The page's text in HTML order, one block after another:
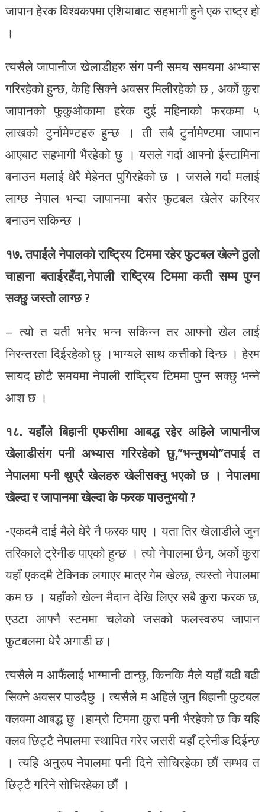
जापान हेरक विश्वकपमा एशियाबाट सहभागी हुने एक राष्ट्र हो
।
त्यसैले जापानीज खेलाडीहरु संग पनी समय समयमा अभ्यास
गरिरहेको हुन्छ, केहि सिक्ने अवसर मिलीरहेको छ , अर्को कुरा
जापानको फुकुओकामा हरेक दुई महिनाको फरकमा ५
लाखको टुर्नामेण्टहरु हुन्छ । ती सबै टुर्नामेण्टमा जापान
आएबाट सहभागी भैरहेको छु । यसले गर्दा आफ्नो ईस्टामिना
बनाउन मलाई धेरै मेहेनत पुगिरहेको छ । जसले गर्दा मलाई
लाग्छ नेपाल भन्दा जापानमा बसेर फुटबल खेलेर करियर
बनाउन सकिन्छ ।
१७. तपाईले नेपालको राष्ट्रिय टिममा रहेर फुटबल खेल्ने ठुलो
चाहाना बताईरहँदा,नेपाली राष्ट्रिय टिममा कती सम्मपुग्न
सक्छु जस्तो लाग्छ ?
– त्यो त यती भनेर भन्न सकिन्न तर आफ्नो खेल लाई
निरन्तरता दिईरहेको छु ।भाग्यले साथ कत्तीको दिन्छ । हेरम
सायद छोटै समयमा नेपाली राष्ट्रिय टिममा पुग्न सक्छु भन्ने
आश छ ।
१८. यहाँले बिहानी एफसीमा आबद्ध रहेर अहिले जापानीज
खेलाडीसंग पनी अभ्यास गरिरहेको छु,”भन्नुभयो”तपाई त
नेपालमा पनी थुप्रै खेलहरु खेलीसक्नु भएको छ । नेपालमा
खेल्दा र जापानमा खेल्दा के फरक पाउनुभयो ?
-एकदमै दाई मैले धेरै नै फरक पाए । यता तिर खेलाडीले जुन
तरिकाले ट्रेनीङ पाएको हुन्छ । त्यो नेपालमा छैन्, अर्को कुरा
यहाँ एकदमै टेक्निक लगाएर मात्र गेम खेल्छ, त्यस्तो नेपालमा
कम छ । यहाँको खेल्न मैदान देखि लिएर सबै कुरा फरक छ,
एउटा आफ्नै स्टममा चलेको जसको फलस्वरुप जापान
फुटबलमा धेरै अगाडी छ।
त्यसैले म आफैंलाई भाग्मानी ठान्छु, किनकि मैले यहाँ बढी बढी
सिक्ने अवसर पाउदैछु । त्यसैले म अहिले जुन बिहानी फुटबल
क्लवमा आबद्ध छु ।हाम्रो टिममा कुरा पनी भैरहेको छ कि यहि
क्लव छिट्टै नेपालमा स्थापित गरेर जसरी यहाँ ट्रेनीङ दिईन्छ
। त्यहि अनुरुप नेपालमा पनी दिने सोचिरहेका छौं सम्भव त
छिट्टै गरिने सोचिरहेका छौं ।